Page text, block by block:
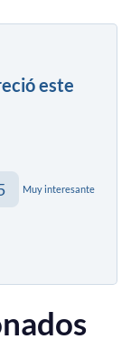
este
Muy interesante